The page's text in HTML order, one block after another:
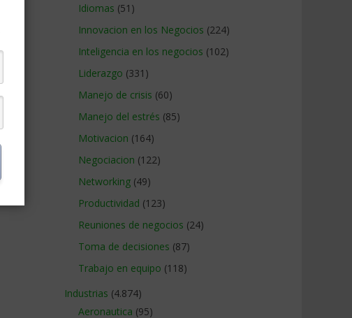
Idiomas (51)
Innovacion en los Negocios (224)
Inteligencia en los negocios (102)
Liderazgo (331)
Manejo de crisis (60)
Manejo del estrés (85)
Motivacion (164)
Negociacion (122)
Networking (49)
Productividad (123)
Reuniones de negocios (24)
Toma de decisiones (87)
Trabajo en equipo (118)
Industrias (4.874)
Aeronautica (95)